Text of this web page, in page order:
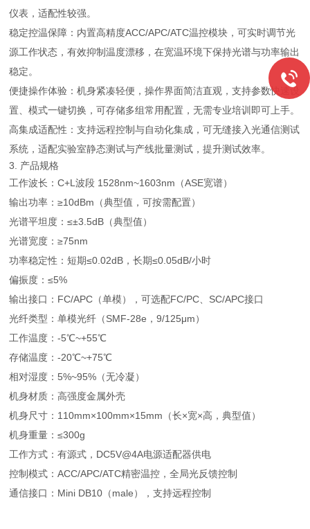
仪表，适配性较强。
稳定控温保障：内置高精度ACC/APC/ATC温控模块，可实时调节光
源工作状态，有效抑制温度漂移，在宽温环境下保持光谱与功率输出
稳定。
便捷操作体验：机身紧凑轻便，操作界面简洁直观，支持参数快速设
置、模式一键切换，可存储多组常用配置，无需专业培训即可上手。
高集成适配性：支持远程控制与自动化集成，可无缝接入光通信测试
系统，适配实验室静态测试与产线批量测试，提升测试效率。
3. 产品规格
工作波长：C+L波段 1528nm~1603nm（ASE宽谱）
输出功率：≥10dBm（典型值，可按需配置）
光谱平坦度：≤±3.5dB（典型值）
光谱宽度：≥75nm
功率稳定性：短期≤0.02dB，长期≤0.05dB/小时
偏振度：≤5%
输出接口：FC/APC（单模），可选配FC/PC、SC/APC接口
光纤类型：单模光纤（SMF-28e，9/125μm）
工作温度：-5℃~+55℃
存储温度：-20℃~+75℃
相对湿度：5%~95%（无冷凝）
机身材质：高强度金属外壳
机身尺寸：110mm×100mm×15mm（长×宽×高，典型值）
机身重量：≤300g
工作方式：有源式，DC5V@4A电源适配器供电
控制模式：ACC/APC/ATC精密温控，全局光反馈控制
通信接口：Mini DB10（male），支持远程控制